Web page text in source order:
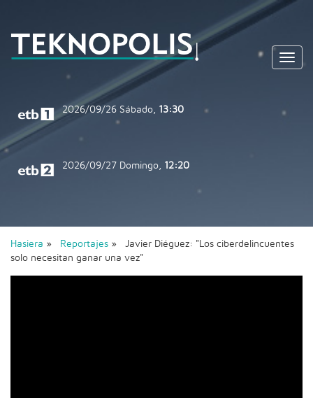
2026/09/26 Sábado, 13:30
2026/09/27 Domingo, 12:20
Hasiera » Reportajes » Javier Diéguez: "Los ciberdelincuentes
solo necesitan ganar una vez"